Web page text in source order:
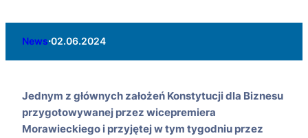
News·02.06.2024
Jednym z głównych założeń Konstytucji dla Biznesu
przygotowywanej przez wicepremiera
Morawieckiego i przyjętej w tym tygodniu przez